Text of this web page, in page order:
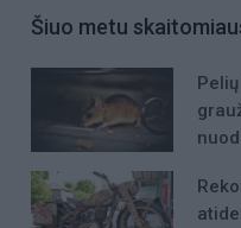
Šiuo metu